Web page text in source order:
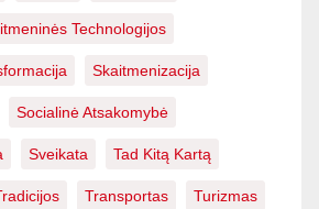
Technologijos
Skaitmenizacija
Socialinė Atsakomybė
Sveikata Tad Kitą Kartą
Transportas Turizmas